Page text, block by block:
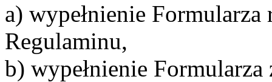
a) wypełnienie
Regulaminu,
b) wypełnienie Formularza